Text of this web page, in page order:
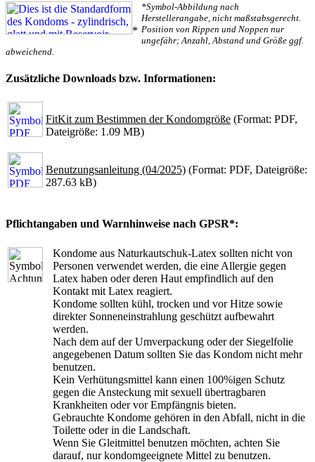
*
*Symbol-Abbildung nach
Herstellerangabe, nicht maßstabsgerecht.
Position von Rippen und Noppen nur
ungefähr; Anzahl, Abstand und Größe ggf.
abweichend.
Zusätzliche Downloads bzw. Informationen:
FitKit zum Bestimmen der Kondomgröße (Format: PDF,
Dateigröße: 1.09 MB)
Benutzungsanleitung (04/2025) (Format: PDF, Dateigröße:
287.63 kB)
Pflichtangaben und Warnhinweise nach GPSR*:
Kondome aus Naturkautschuk-Latex sollten nicht von
Personen verwendet werden, die eine Allergie gegen
Latex haben oder deren Haut empfindlich auf den
Kontakt mit Latex reagiert.
Kondome sollten kühl, trocken und vor Hitze sowie
direkter Sonneneinstrahlung geschützt aufbewahrt
werden.
Nach dem auf der Umverpackung oder der Siegelfolie
angegebenen Datum sollten Sie das Kondom nicht mehr
benutzen.
Kein Verhütungsmittel kann einen 100%igen Schutz
gegen die Ansteckung mit sexuell übertragbaren
Krankheiten oder vor Empfängnis bieten.
Gebrauchte Kondome gehören in den Abfall, nicht in die
Toilette oder in die Landschaft.
Wenn Sie Gleitmittel benutzen möchten, achten Sie
darauf, nur kondomgeeignete Mittel zu benutzen.